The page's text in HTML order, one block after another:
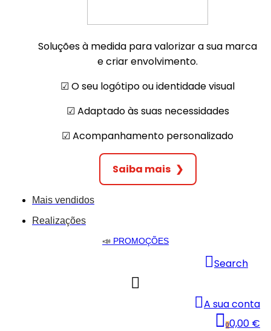
Soluções à medida para valorizar a sua marca
e criar envolvimento.
☑︎ O seu logótipo ou identidade visual
☑︎ Adaptado às suas necessidades
☑︎ Acompanhamento personalizado
Saiba mais ❯
Mais vendidos
Realizações
📣 PROMOÇÕES
Search
A sua conta
00,00 €